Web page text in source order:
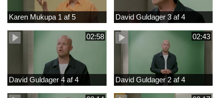
Karen Mukupa 1 af 5 David Guldager 3 af 4
02:58
David Guldager 4 af 4
02:43
David Guldager 2 af 4